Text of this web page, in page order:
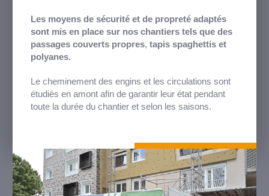
Les moyens de sécurité et de propreté adaptés
sont mis en place sur nos chantiers tels que des
passages couverts propres, tapis spaghettis et
polyanes.
Le cheminement des engins et les circulations sont
étudiés en amont afin de garantir leur état pendant
toute la durée du chantier et selon les saisons.